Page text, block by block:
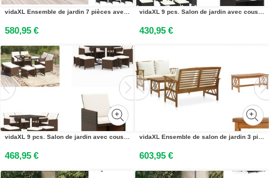
vidaXL Ensemble de jardin 7 pièces avec coussins Poly rotin noir - Ensemble de meubles de jardin
580,95 €
vidaXL 9 pcs. Salon de jardin avec coussins Poly Rotin Noir - Salon de jardin - Salon de jardin - Poly Rotin - Salon dextérieur
430,95 €
vidaXL 9 pcs. Salon de jardin avec coussins Poly Rotin Marron - Salon de jardin - Salon en poly rotin - Salon dextérieur
468,95 €
vidaXL Ensemble de salon de jardin 3 pièces avec coussins en bois massif dacacia - Ensembles de meubles de jardin
603,95 €